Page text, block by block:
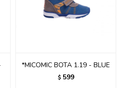
*MICOMIC BOTA 1.19 - BLUE
$ 599